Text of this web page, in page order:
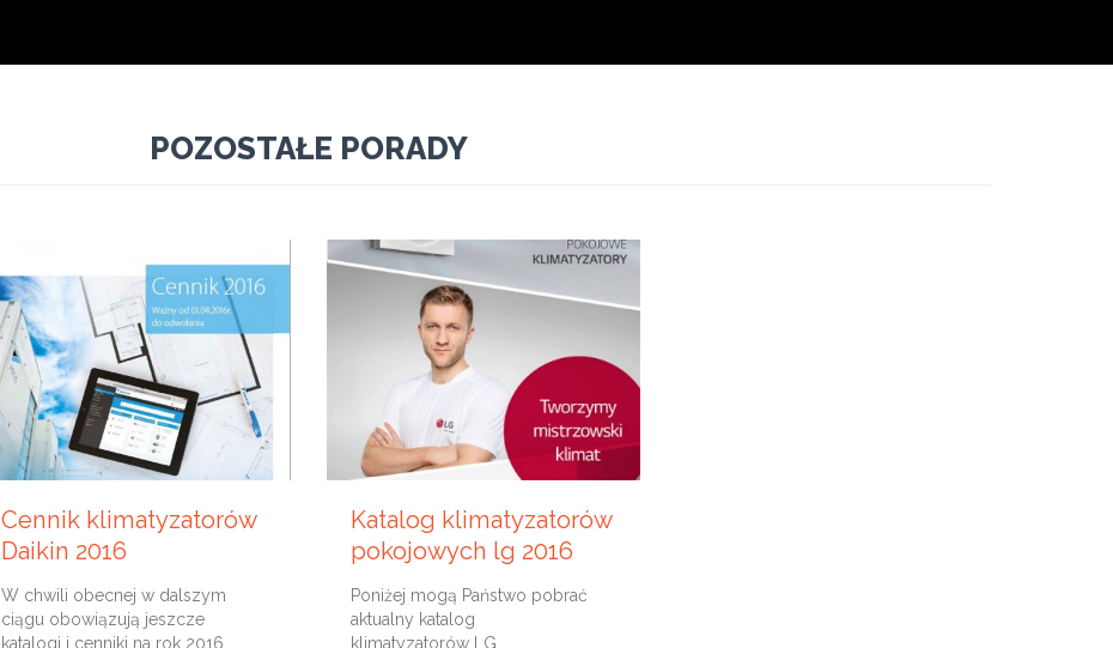
POZOSTAŁE PORADY
Cennik klimatyzatorów
Daikin 2016
W chwili obecnej w dalszym
ciągu obowiązują jeszcze
katalogi i cenniki na rok 2016.
Katalog klimatyzatorów
pokojowych lg 2016
Poniżej mogą Państwo pobrać
aktualny katalog
klimatyzatorów LG